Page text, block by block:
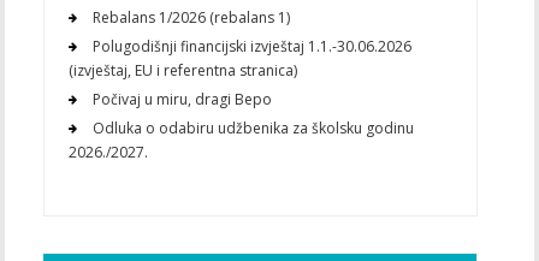
Rebalans 1/2026 (rebalans 1)
Polugodišnji financijski izvještaj 1.1.-30.06.2026
(izvještaj, EU i referentna stranica)
Počivaj u miru, dragi Bepo
Odluka o odabiru udžbenika za školsku godinu
2026./2027.